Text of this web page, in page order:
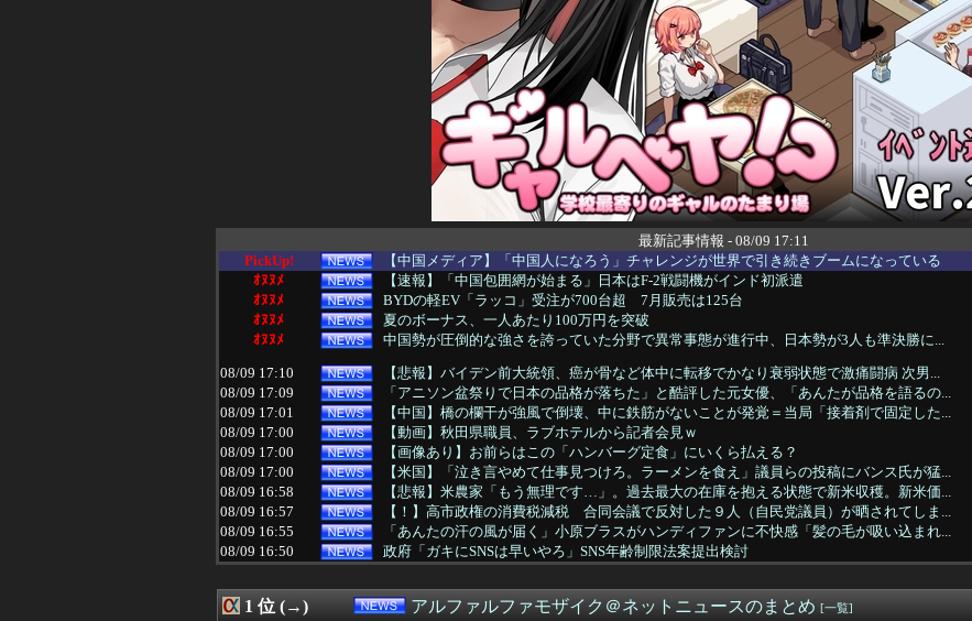
最新記事情報 - 08/09 17:11
PickUp!
【中国メディア】「中国人になろう」チャレンジが世界で引き続きブームになっている
ｵﾇﾇﾒ
【速報】「中国包囲網が始まる」日本はF-2戦闘機がインド初派遣
ｵﾇﾇﾒ
BYDの軽EV「ラッコ」受注が700台超 7月販売は125台
ｵﾇﾇﾒ
夏のボーナス、一人あたり100万円を突破
ｵﾇﾇﾒ
中国勢が圧倒的な強さを誇っていた分野で異常事態が進行中、日本勢が3人も準決勝に...
08/09 17:10
【悲報】バイデン前大統領、癌が骨など体中に転移でかなり衰弱状態で激痛闘病 次男...
08/09 17:09
「アニソン盆祭りで日本の品格が落ちた」と酷評した元女優、「あんたが品格を語るの...
08/09 17:01
【中国】橋の欄干が強風で倒壊、中に鉄筋がないことが発覚＝当局「接着剤で固定した...
08/09 17:00
【動画】秋田県職員、ラブホテルから記者会見ｗ
08/09 17:00
【画像あり】お前らはこの「ハンバーグ定食」にいくら払える？
08/09 17:00
【米国】「泣き言やめて仕事見つけろ。ラーメンを食え」議員らの投稿にバンス氏が猛...
08/09 16:58
【悲報】米農家「もう無理です…」。過去最大の在庫を抱える状態で新米収穫。新米価...
08/09 16:57
【！】高市政権の消費税減税 合同会議で反対した９人（自民党議員）が晒されてしま...
08/09 16:55
「あんたの汗の風が届く」小原ブラスがハンディファンに不快感「髪の毛が吸い込まれ...
08/09 16:50
政府「ガキにSNSは早いやろ」SNS年齢制限法案提出検討
08/09 16:39
吉野家のステーキ定食1500円
08/09 16:38
【毎日新聞】『自然災害は止められないが、戦争はめられる』イオンモール熊本で被災...
1 位 (→) アルファルファモザイク＠ネットニュースのまとめ [一覧]